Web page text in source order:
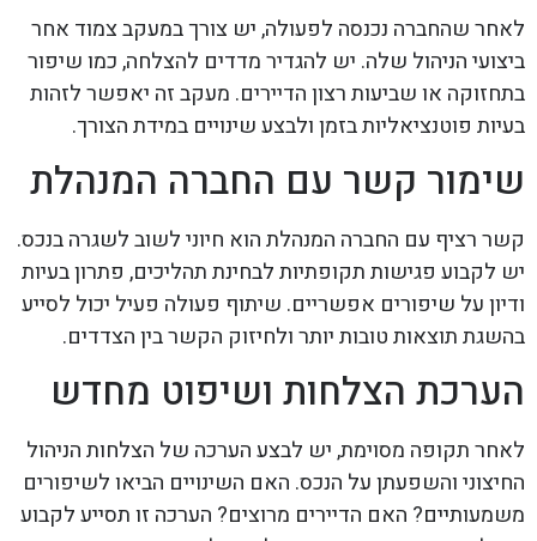
לאחר שהחברה נכנסה לפעולה, יש צורך במעקב צמוד אחר
ביצועי הניהול שלה. יש להגדיר מדדים להצלחה, כמו שיפור
בתחזוקה או שביעות רצון הדיירים. מעקב זה יאפשר לזהות
בעיות פוטנציאליות בזמן ולבצע שינויים במידת הצורך.
שימור קשר עם החברה המנהלת
קשר רציף עם החברה המנהלת הוא חיוני לשוב לשגרה בנכס.
יש לקבוע פגישות תקופתיות לבחינת תהליכים, פתרון בעיות
ודיון על שיפורים אפשריים. שיתוף פעולה פעיל יכול לסייע
בהשגת תוצאות טובות יותר ולחיזוק הקשר בין הצדדים.
הערכת הצלחות ושיפוט מחדש
לאחר תקופה מסוימת, יש לבצע הערכה של הצלחות הניהול
החיצוני והשפעתן על הנכס. האם השינויים הביאו לשיפורים
משמעותיים? האם הדיירים מרוצים? הערכה זו תסייע לקבוע